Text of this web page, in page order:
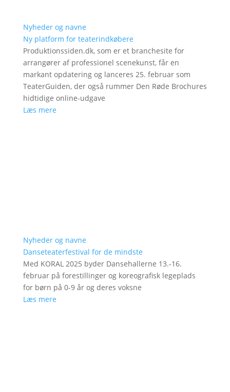
Nyheder og navne
Ny platform for teaterindkøbere
Produktionssiden.dk, som er et branchesite for
arrangører af professionel scenekunst, får en
markant opdatering og lanceres 25. februar som
TeaterGuiden, der også rummer Den Røde Brochures
hidtidige online-udgave
Læs mere
Nyheder og navne
Danseteaterfestival for de mindste
Med KORAL 2025 byder Dansehallerne 13.-16.
februar på forestillinger og koreografisk legeplads
for børn på 0-9 år og deres voksne
Læs mere